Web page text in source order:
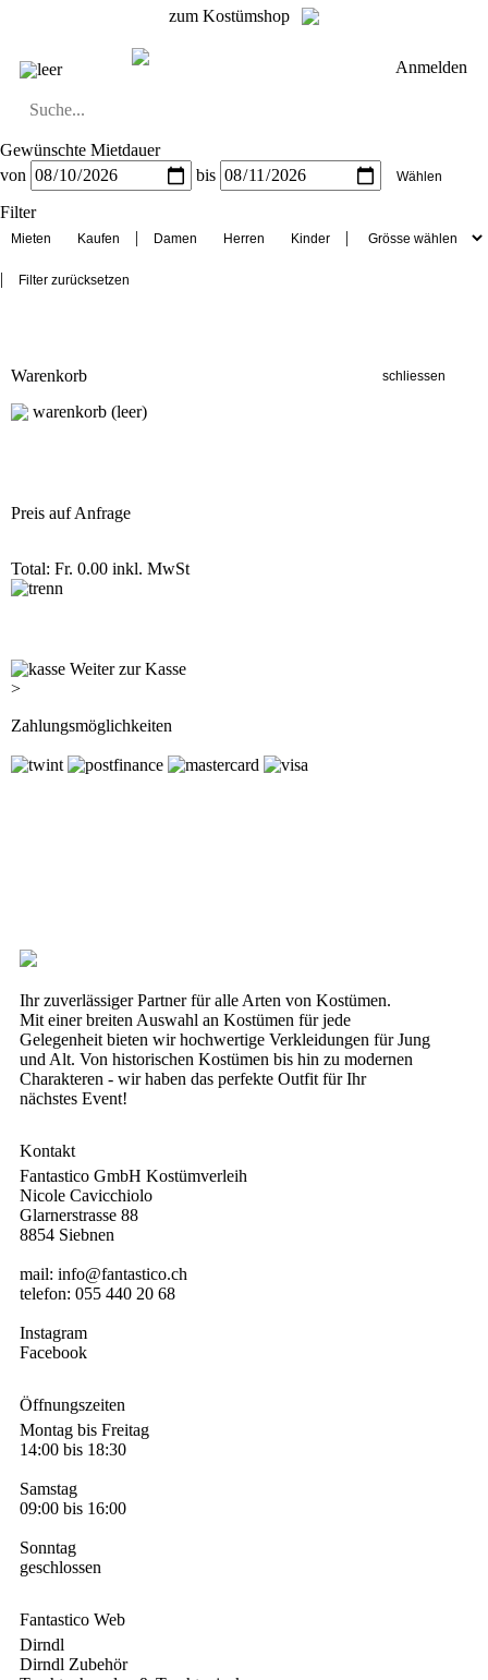
zum Kostümshop
leer Anmelden
DirndlDirndl Zubehör
Lederhosen Frauen
Lederhosen Männer
Gewünschte Mietdauer
von
bis
Filter
|
|
|
Warenkorb
warenkorb (leer)
Preis auf Anfrage
Total: Fr. 0.00 inkl. MwSt
Weiter zur Kasse
>
Zahlungsmöglichkeiten
Ihr zuverlässiger Partner für alle Arten von Kostümen.
Mit einer breiten Auswahl an Kostümen für jede
Gelegenheit bieten wir hochwertige Verkleidungen für Jung
und Alt. Von historischen Kostümen bis hin zu modernen
Charakteren - wir haben das perfekte Outfit für Ihr
nächstes Event!
Kontakt
Fantastico GmbH Kostümverleih
Nicole Cavicchiolo
Glarnerstrasse 88
8854 Siebnen
mail: info@fantastico.ch
telefon: 055 440 20 68
Instagram
Facebook
Öffnungszeiten
Montag bis Freitag
14:00 bis 18:30
Samstag
09:00 bis 16:00
Sonntag
geschlossen
Fantastico Web
Dirndl
Dirndl Zubehör